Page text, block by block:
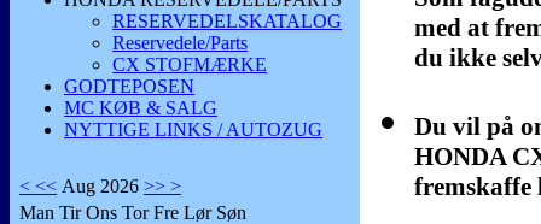
RESERVEDELSKATALOG
Reservedele/Parts
CX STOFMÆRKE
GODTEPOSEN
MC KØB & SALG
NYTTIGE LINKS / AUTOZUG
< << Aug 2026 >> >
Man Tir Ons Tor Fre Lør Søn
med at
du ikke
Du vil på
HONDA